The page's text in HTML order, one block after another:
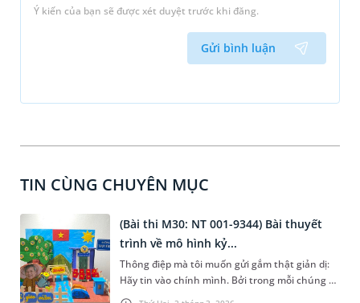
Ý kiến của bạn sẽ được xét duyệt trước khi đăng.
Gửi bình luận
TIN CÙNG CHUYÊN MỤC
(Bài thi M30: NT 001-9344) Bài thuyết
trình về mô hình kỷ...
Thông điệp mà tôi muốn gửi gắm thật giản dị:
Hãy tin vào chính mình. Bởi trong mỗi chúng ta
đều có một hạt mầm tài năng. Nếu được gieo